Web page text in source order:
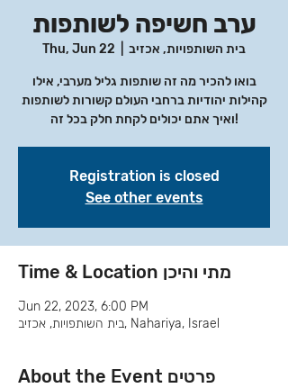
ערב חשיפה לשותפות
Thu, Jun 22 בית השותפויות, אכזיב
בואו להכיר מה זה שותפות גליל מערבי, אילו
קהילות יהודיות ברחבי העולם קשורות לשותפות
ואיך אתם יכולים לקחת חלק בכל זה!
Registration is closed
See other events
Time & Location מתי והיכן
Jun 22, 2023, 6:00 PM
בית השותפויות, אכזיב, Nahariya, Israel
About the Event פרטים